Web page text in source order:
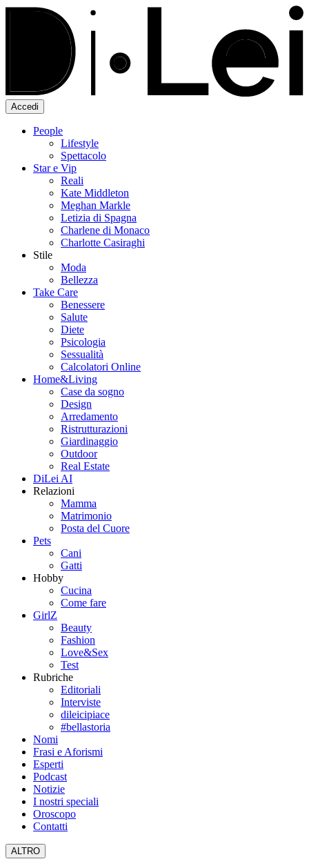
Accedi
People
Lifestyle
Spettacolo
Star e Vip
Reali
Kate Middleton
Meghan Markle
Letizia di Spagna
Charlene di Monaco
Charlotte Casiraghi
Stile
Moda
Bellezza
Take Care
Benessere
Salute
Diete
Psicologia
Sessualità
Calcolatori Online
Home&Living
Case da sogno
Design
Arredamento
Ristrutturazioni
Giardinaggio
Outdoor
Real Estate
DiLei AI
Relazioni
Mamma
Matrimonio
Posta del Cuore
Pets
Cani
Gatti
Hobby
Cucina
Come fare
GirlZ
Beauty
Fashion
Love&Sex
Test
Rubriche
Editoriali
Interviste
dileicipiace
#bellastoria
Nomi
Frasi e Aforismi
Esperti
Podcast
Notizie
I nostri speciali
Oroscopo
Contatti
ALTRO